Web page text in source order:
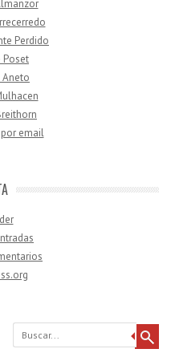
Perdido
Poset
Aneto
email
Buscar